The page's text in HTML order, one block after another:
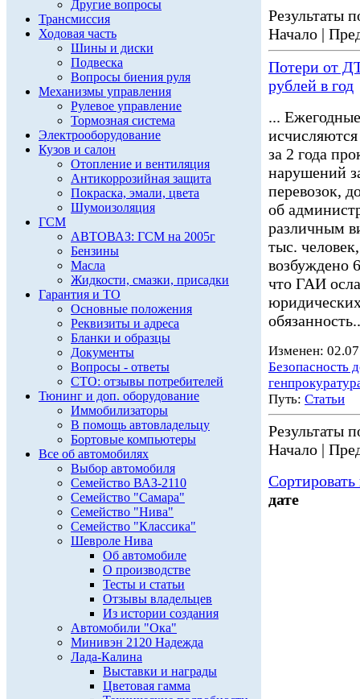
Другие вопросы
Трансмиссия
Ходовая часть
Шины и диски
Подвеска
Вопросы биения руля
Механизмы управления
Рулевое управление
Тормозная система
Электрооборудование
Кузов и салон
Отопление и вентиляция
Антикоррозийная защита
Покраска, эмали, цвета
Шумоизоляция
ГСМ
АВТОВАЗ: ГСМ на 2005г
Бензины
Масла
Жидкости, смазки, присадки
Гарантия и ТО
Основные положения
Реквизиты и адреса
Бланки и образцы
Документы
Вопросы - ответы
СТО: отзывы потребителей
Тюнинг и доп. оборудование
Иммобилизаторы
В помощь автовладельцу
Бортовые компьютеры
Все об автомобилях
Выбор автомобиля
Семейство ВАЗ-2110
Семейство "Самара"
Семейство "Нива"
Семейство "Классика"
Шевроле Нива
Об автомобиле
О производстве
Тесты и статьи
Отзывы владельцев
Из истории создания
Автомобили "Ока"
Минивэн 2120 Надежда
Лада-Калина
Выставки и награды
Цветовая гамма
Результаты
Начало |
Потери от
рублей в год
...
за 2 года
нарушений
перевозок,
об
различным
тыс.
возбуждено
что ГАИ
Изменен:
Безопасность
Путь: Статьи
Результаты
Начало |
дате